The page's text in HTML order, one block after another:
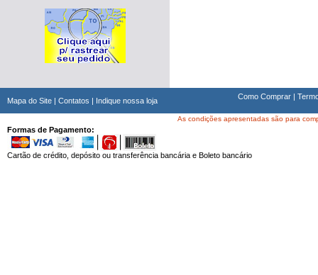
Mapa do Site | Contatos | Indique nossa loja Como Comprar |
As condições apresentadas são para
Formas de Pagamento:
Cartão de crédito, depósito ou transferência bancária e Boleto bancário